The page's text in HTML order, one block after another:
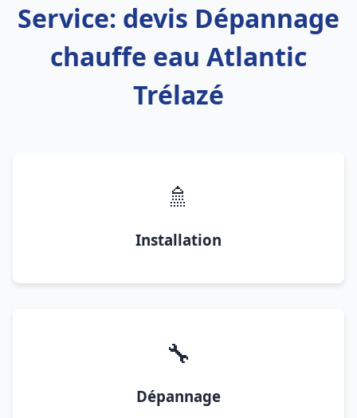
Service: devis Dépannage
chauffe eau Atlantic
Trélazé
🚿
Installation
🔧
Dépannage